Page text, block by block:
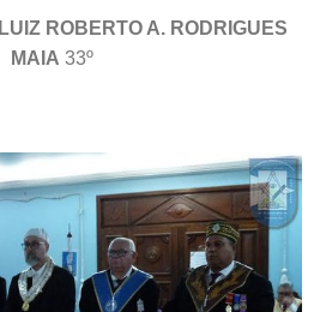
LUIZ ROBERTO A. RODRIGUES
MAIA 33º